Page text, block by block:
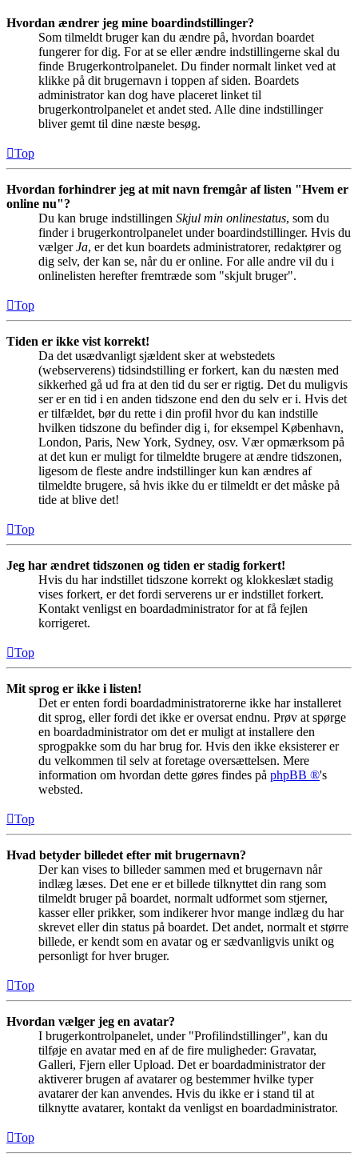
Hvordan ændrer jeg mine boardindstillinger?
Som tilmeldt bruger kan du ændre på, hvordan boardet
fungerer for dig. For at se eller ændre indstillingerne skal du
finde Brugerkontrolpanelet. Du finder normalt linket ved at
klikke på dit brugernavn i toppen af siden. Boardets
administrator kan dog have placeret linket til
brugerkontrolpanelet et andet sted. Alle dine indstillinger
bliver gemt til dine næste besøg.
Top
Hvordan forhindrer jeg at mit navn fremgår af listen "Hvem er
online nu"?
Du kan bruge indstillingen Skjul min onlinestatus, som du
finder i brugerkontrolpanelet under boardindstillinger. Hvis du
vælgerJa, er det kun boardets administratorer, redaktører og
dig selv, der kan se, når du er online. For alle andre vil du i
onlinelisten herefter fremtræde som "skjult bruger".
Top
Tiden er ikke vist korrekt!
Da det usædvanligt sjældent sker at webstedets
(webserverens) tidsindstilling er forkert, kan du næsten med
sikkerhed gå ud fra at den tid du ser er rigtig. Det du muligvis
ser er en tid i en anden tidszone end den du selv er i. Hvis det
er tilfældet, bør du rette i din profil hvor du kan indstille
hvilken tidszone du befinder dig i, for eksempel København,
London, Paris, New York, Sydney, osv. Vær opmærksom på
at det kun er muligt for tilmeldte brugere at ændre tidszonen,
ligesom de fleste andre indstillinger kun kan ændres af
tilmeldte brugere, så hvis ikke du er tilmeldt er det måske på
tide at blive det!
Top
Jeg har ændret tidszonen og tiden er stadig forkert!
Hvis du har indstillet tidszone korrekt og klokkeslæt stadig
vises forkert, er det fordi serverens ur er indstillet forkert.
Kontakt venligst en boardadministrator for at få fejlen
korrigeret.
Top
Mit sprog er ikke i listen!
Det er enten fordi boardadministratorerne ikke har installeret
dit sprog, eller fordi det ikke er oversat endnu. Prøv at spørge
en boardadministrator om det er muligt at installere den
sprogpakke som du har brug for. Hvis den ikke eksisterer er
du velkommen til selv at foretage oversættelsen. Mere
information om hvordan dette gøres findes på phpBB ®'s
websted.
Top
Hvad betyder billedet efter mit brugernavn?
Der kan vises to billeder sammen med et brugernavn når
indlæg læses. Det ene er et billede tilknyttet din rang som
tilmeldt bruger på boardet, normalt udformet som stjerner,
kasser eller prikker, som indikerer hvor mange indlæg du har
skrevet eller din status på boardet. Det andet, normalt et større
billede, er kendt som en avatar og er sædvanligvis unikt og
personligt for hver bruger.
Top
Hvordan vælger jeg en avatar?
I brugerkontrolpanelet, under "Profilindstillinger", kan du
tilføje en avatar med en af de fire muligheder: Gravatar,
Galleri, Fjern eller Upload. Det er boardadministrator der
aktiverer brugen af avatarer og bestemmer hvilke typer
avatarer der kan anvendes. Hvis du ikke er i stand til at
tilknytte avatarer, kontakt da venligst en boardadministrator.
Top